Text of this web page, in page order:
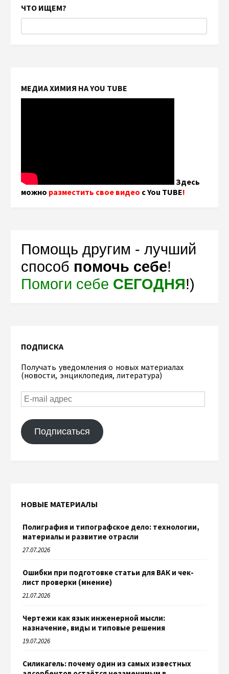
ЧТО ИЩЕМ?
МЕДИА ХИМИЯ НА YOU TUBE
Здесь
можно разместить свое видео с You TUBE!
Помощь другим - лучший
способ помочь себе!
Помоги себе СЕГОДНЯ!)
ПОДПИСКА
Получать уведомления о новых материалах
(новости, энциклопедия, литература)
Подписаться
НОВЫЕ МАТЕРИАЛЫ
Полиграфия и типографское дело: технологии,
материалы и развитие отрасли
27.07.2026
Ошибки при подготовке статьи для ВАК и чек-
лист проверки (мнение)
21.07.2026
Чертежи как язык инженерной мысли:
назначение, виды и типовые решения
19.07.2026
Силикагель: почему один из самых известных